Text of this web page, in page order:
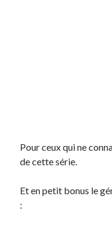
Pour ceux qui ne
de cette série.
Et en petit bonus le
: